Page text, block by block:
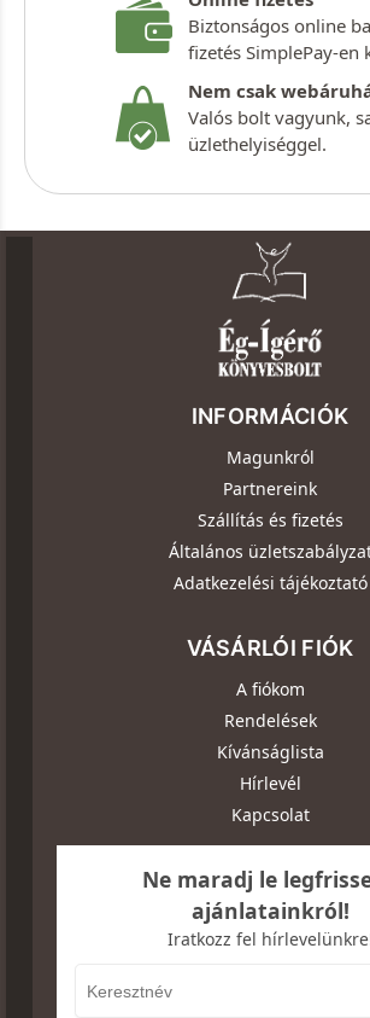
Biztonságos online
fizetés SimplePay-en
Nem csak
Valós bolt vagyunk,
üzlethelyiséggel.
INFORMÁCIÓK
Magunkról
Partnereink
Szállítás és fizetés
Általános
Adatkezelési tájékoztató
VÁSÁRLÓI FIÓK
A fiókom
Rendelések
Kívánságlista
Hírlevél
Kapcsolat
Ne maradj le
ajánlatainkról!
Iratkozz fel